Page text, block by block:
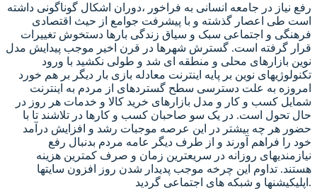
رفع نیاز در جامعه انسانی به فراخور ،دوران اشکال گوناگونی داشته
است طی اعصار گذشته و با پیشرفت جوامع از حیث اقتصادی
فرهنگی و اجتماعی سبک و سیاق زندگی بارها دستخوش تغییرات
قرار گرفته است. گسترش شهرها در قرن اخیر موجب پیدایش مدل
نوین بازارهای محلی و منطقه ای شد و طولی نکشید با ورود
تکنولوژیهای نوین بر پایه اینترنت معادله بازی بار دیگر بر هم خورد
امروزه به علت دسترسی سطح گستردهای از مردم به اینترنت
شمایل کسب و کار و مدل بازارهای خرید کالا و خدمات هر روز در
حال تحول است. در یک سو صاحبان کسب و کارها در تلاشند تا با
حضور هر چه بیشتر در این عرصه موجبات رشد و افزایش درآمد
خود را فراهم آورند و از طرف دیگر عامه مردم بدنبال رفع
نیازمندیهای روزانه در سریعترین زمان و صرف کمترین هزینه
هستند. تداوم این چرخه موجب پدیدار شدن روز افزون سایتها
اپلیکیشنها و شبکه های اجتماعی گردید.